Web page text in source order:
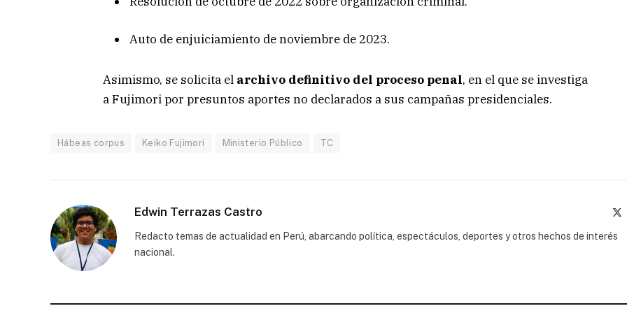
Auto de enjuiciamiento de noviembre de 2023.
Asimismo, se solicita el archivo definitivo del proceso penal, en el que se investiga
a Fujimori por presuntos aportes no declarados a sus campañas presidenciales.
Hábeas corpus Keiko Fujimori Ministerio Público TC
Edwin Terrazas Castro
Redacto temas de actualidad en Perú, abarcando política, espectáculos, deportes y otros hechos de interés
nacional.